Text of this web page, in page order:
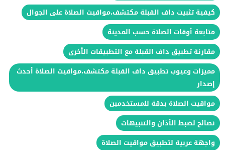
كيفية تثبيت داف القبلة مكتشف،مواقيت الصلاة على الجوال
متابعة أوقات الصلاة حسب المدينة
مقارنة تطبيق داف القبلة مع التطبيقات الأخرى
مميزات وعيوب تطبيق داف القبلة مكتشف،مواقيت الصلاة أحدث
إصدار
مواقيت الصلاة بدقة للمستخدمين
نصائح لضبط الأذان والتنبيهات
واجهة عربية لتطبيق مواقيت الصلاة